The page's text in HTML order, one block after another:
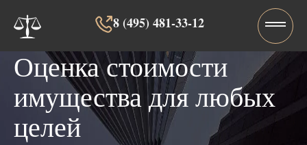
8 (495) 481-33-12‬‬
Оценка стоимости
имущества для любых
целей